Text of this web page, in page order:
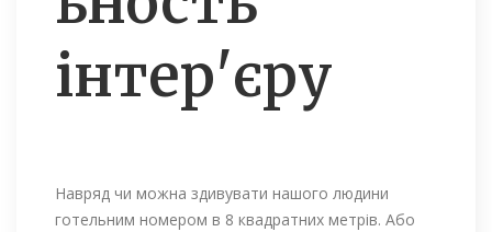
інтер'єру
Навряд чи можна здивувати нашого людини
готельним номером в 8 квадратних метрів. Або